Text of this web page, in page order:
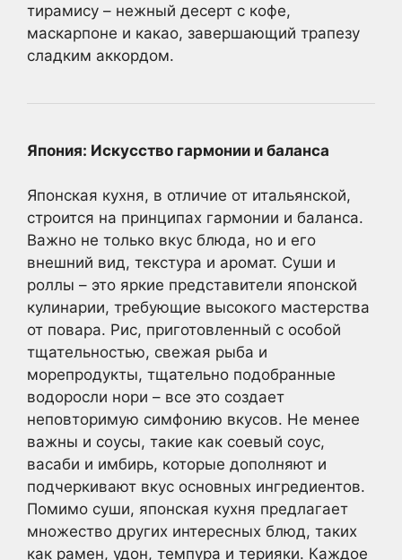
тирамису – нежный десерт с кофе,
маскарпоне и какао, завершающий трапезу
сладким аккордом.
Япония: Искусство гармонии и баланса
Японская кухня, в отличие от итальянской,
строится на принципах гармонии и баланса.
Важно не только вкус блюда, но и его
внешний вид, текстура и аромат. Суши и
роллы – это яркие представители японской
кулинарии, требующие высокого мастерства
от повара. Рис, приготовленный с особой
тщательностью, свежая рыба и
морепродукты, тщательно подобранные
водоросли нори – все это создает
неповторимую симфонию вкусов. Не менее
важны и соусы, такие как соевый соус,
васаби и имбирь, которые дополняют и
подчеркивают вкус основных ингредиентов.
Помимо суши, японская кухня предлагает
множество других интересных блюд, таких
как рамен, удон, темпура и терияки. Каждое